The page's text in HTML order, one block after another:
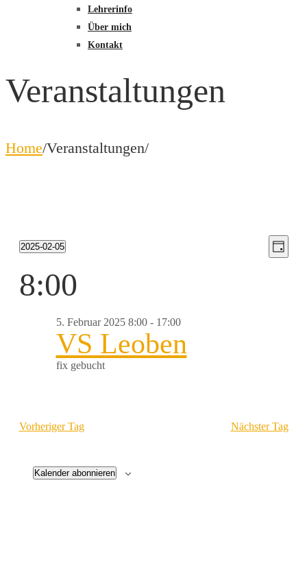
Lehrerinfo
Über mich
Kontakt
Veranstaltungen
Home/Veranstaltungen/
Veranstaltungen
für
Februar
Tag
2025-02-05
wählen.
8:00
VS Leoben
5. Februar 2025 8:00- 17:00
fix gebucht
Vorheriger Tag Nächster Tag
Kalender abonnieren